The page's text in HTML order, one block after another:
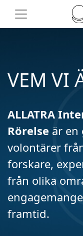
VEM VI
ALLATRA
Rörelse är en
volontärer
forskare,
från olika
framtid.